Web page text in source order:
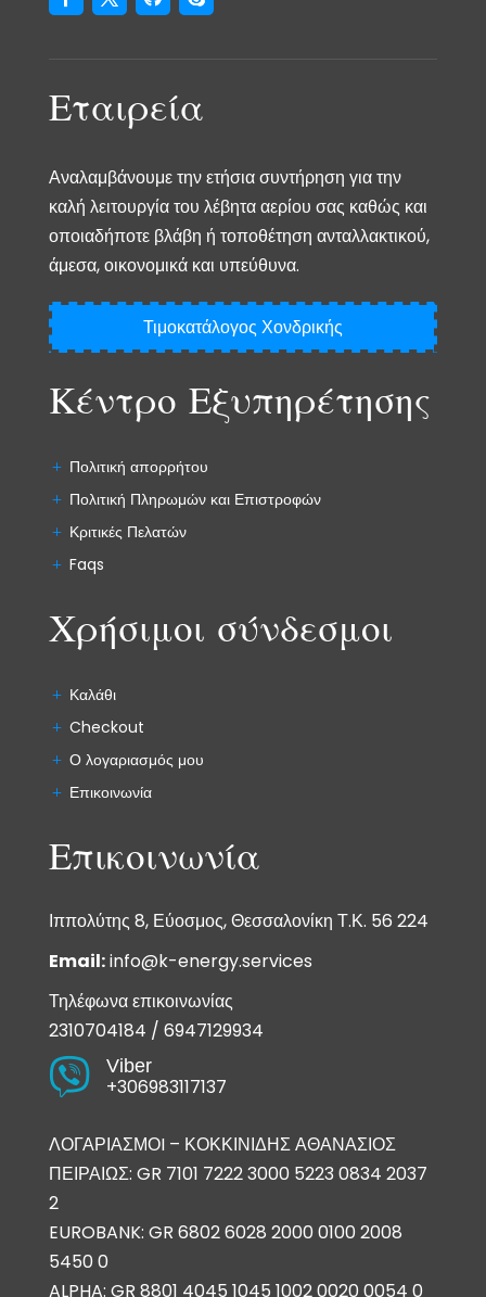
Εταιρεία
Αναλαμβάνουμε την ετήσια συντήρηση για την
καλή λειτουργία του λέβητα αερίου σας καθώς και
οποιαδήποτε βλάβη ή τοποθέτηση ανταλλακτικού,
άμεσα, οικονομικά και υπεύθυνα.
Τιμοκατάλογος Χονδρικής
Κέντρο Εξυπηρέτησης
Πολιτική απορρήτου
Πολιτική Πληρωμών και Επιστροφών
Κριτικές Πελατών
Faqs
Χρήσιμοι σύνδεσμοι
Καλάθι
Checkout
Ο λογαριασμός μου
Επικοινωνία
Επικοινωνία
Ιππολύτης 8, Εύοσμος, Θεσσαλονίκη Τ.Κ. 56 224
Email:info@k-energy.services
Τηλέφωνα επικοινωνίας
2310704184 / 6947129934
 Viber
+306983117137
ΛΟΓΑΡΙΑΣΜΟI – ΚΟΚΚΙΝΙΔΗΣ ΑΘΑΝΑΣΙΟΣ
ΠΕΙΡΑΙΩΣ: GR 7101 7222 3000 5223 0834 2037
2
EUROBANK: GR 6802 6028 2000 0100 2008
5450 0
ALPHA: GR 8801 4045 1045 1002 0020 0054 0